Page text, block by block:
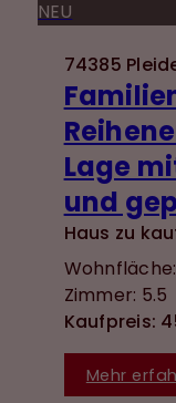
NEU
74385
Lage
und
Haus zu
Wohnfläche:
Zimmer: 5.5
Kaufpreis:
Mehr